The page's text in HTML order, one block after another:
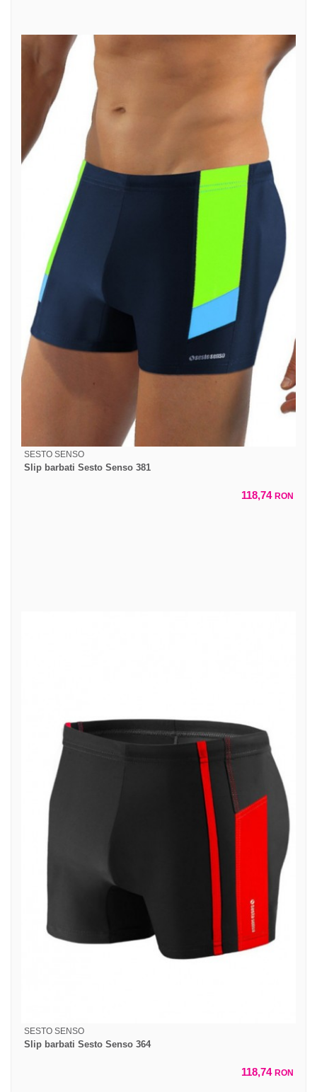
SESTO SENSO
Slip barbati Sesto Senso 381
118,74 RON
SESTO SENSO
Slip barbati Sesto Senso 364
118,74 RON